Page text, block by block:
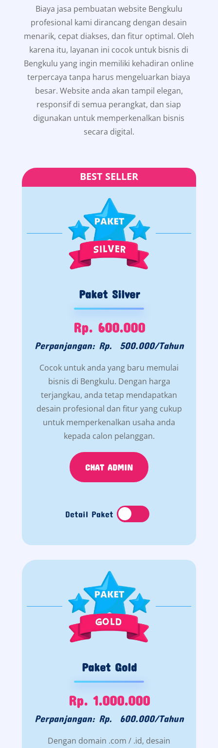
Biaya jasa pembuatan website Bengkulu
profesional kami dirancang dengan desain
menarik, cepat diakses, dan fitur optimal. Oleh
karena itu, layanan ini cocok untuk bisnis di
Bengkulu yang ingin memiliki kehadiran online
terpercaya tanpa harus mengeluarkan biaya
besar. Website anda akan tampil elegan,
responsif di semua perangkat, dan siap
digunakan untuk memperkenalkan bisnis
secara digital.
BEST SELLER
Paket Silver
Rp. 600.000
Perpanjangan: Rp. 500.000/Tahun
Cocok untuk anda yang baru memulai
bisnis di Bengkulu. Dengan harga
terjangkau, anda tetap mendapatkan
desain profesional dan fitur yang cukup
untuk memperkenalkan usaha anda
kepada calon pelanggan.
CHAT ADMIN
Detail Paket
Paket Gold
Rp. 1.000.000
Perpanjangan: Rp. 600.000/Tahun
Dengan domain .com / .id, desain